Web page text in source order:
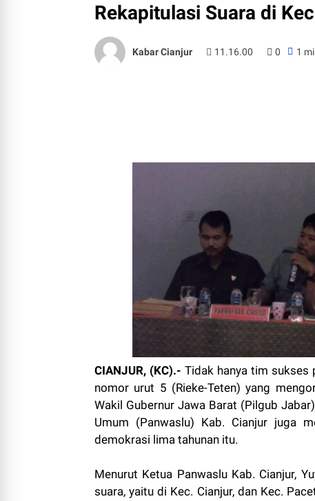
Rekapitulasi Suara di
Kabar Cianjur 11.16.00 0 1
CIANJUR, (KC).- Tidak hanya tim sukses
nomor urut 5 (Rieke-Teten) yang
Wakil Gubernur Jawa Barat (Pilgub
Umum (Panwaslu) Kab. Cianjur juga
demokrasi lima tahunan itu.
Menurut Ketua Panwaslu Kab. Cianjur,
suara, yaitu di Kec. Cianjur, dan Kec.